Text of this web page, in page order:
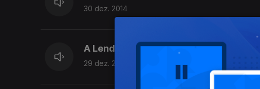
30 dez. 2014
A Lenda de Rio de Mouro.
29 dez. 2014